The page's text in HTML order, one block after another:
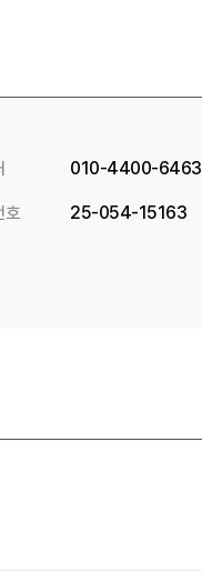
010-4400-6463
호 25-054-15163